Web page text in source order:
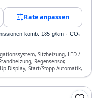
Rate anpassen
komb. 185 g/km · CO₂-
Sitzheizung, LED /
Regensensor,
Display, Start/Stopp-Automatik,
ESP, ABS,